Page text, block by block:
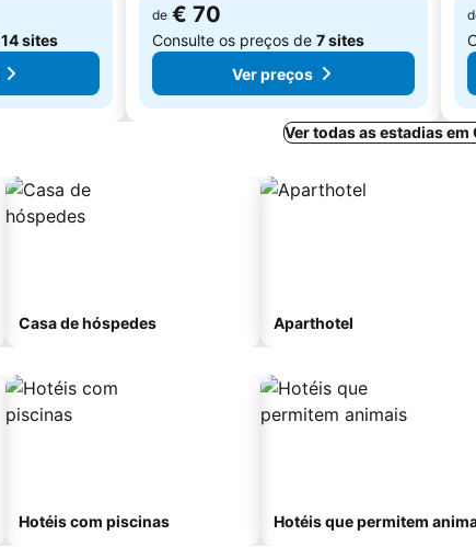
14 sites
de € 70
Consulte os preços de 7 sites
Ver preços
Ver todas as estadias em
Casa de hóspedes Aparthotel
Hotéis com piscinas Hotéis que permitem